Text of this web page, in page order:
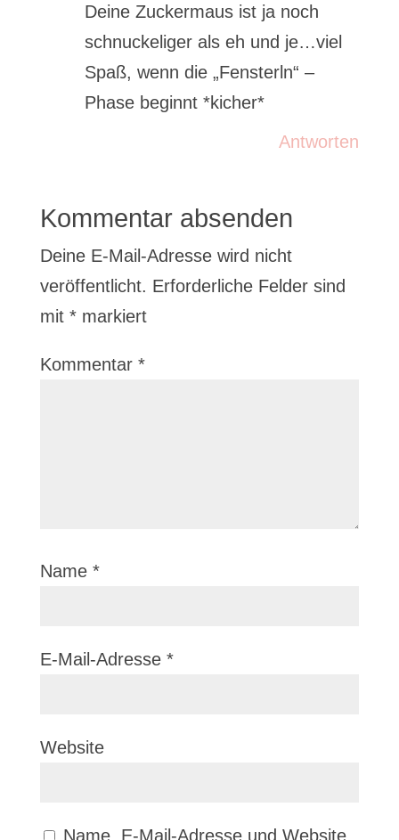
Deine Zuckermaus ist ja noch
schnuckeliger als eh und je…viel
Spaß, wenn die „Fensterln“ –
Phase beginnt *kicher*
Antworten
Kommentar absenden
Deine E-Mail-Adresse wird nicht
veröffentlicht. Erforderliche Felder sind
mit *markiert
Kommentar *
Name *
E-Mail-Adresse *
Website
Name, E-Mail-Adresse und Website